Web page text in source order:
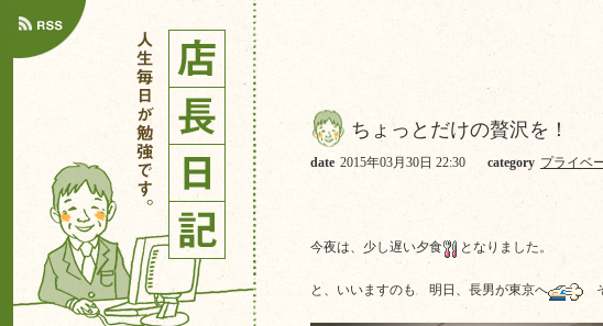
ちょっとだけの贅沢を！
date 2015年03月30日 22:30 category プライベ
今夜は、少し遅い夕食 となりました。
と、いいますのも 明日、長男が東京へ